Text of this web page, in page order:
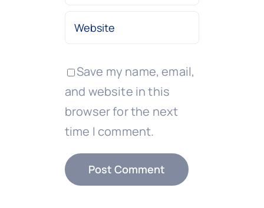
Save my name, email,
and website in this
browser for the next
time I comment.